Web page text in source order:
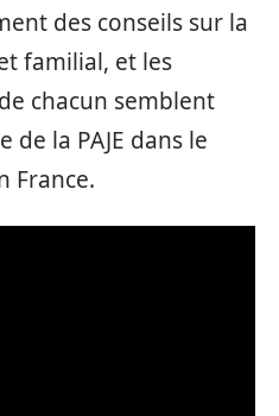
des conseils sur la
familial, et les
chacun semblent
de la PAJE dans le
France.